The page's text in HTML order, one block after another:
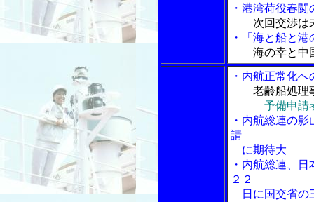
・港湾荷役春
次回交渉は
・「海と船と
海の幸と
・内航正常化
老齢船処理
予備申請
・内航総連の
請
に期待大
・内航総連、
２２
日に国交省の